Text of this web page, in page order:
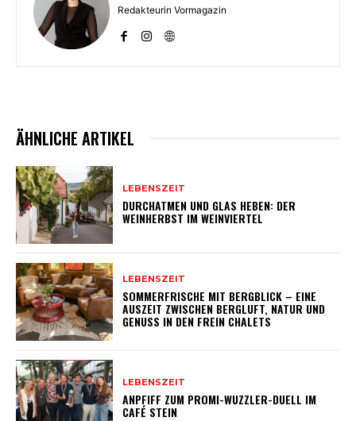
Redakteurin Vormagazin
ÄHNLICHE ARTIKEL
LEBENSZEIT
DURCHATMEN UND GLAS HEBEN: DER
WEINHERBST IM WEINVIERTEL
LEBENSZEIT
SOMMERFRISCHE MIT BERGBLICK – EINE
AUSZEIT ZWISCHEN BERGLUFT, NATUR UND
GENUSS IN DEN FREIN CHALETS
LEBENSZEIT
ANPFIFF ZUM PROMI-WUZZLER-DUELL IM
CAFÉ STEIN